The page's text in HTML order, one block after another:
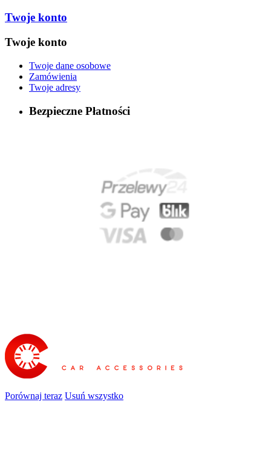
Twoje konto
Twoje konto
Twoje dane osobowe
Zamówienia
Twoje adresy
Bezpieczne Płatności
Porównaj teraz Usuń wszystko